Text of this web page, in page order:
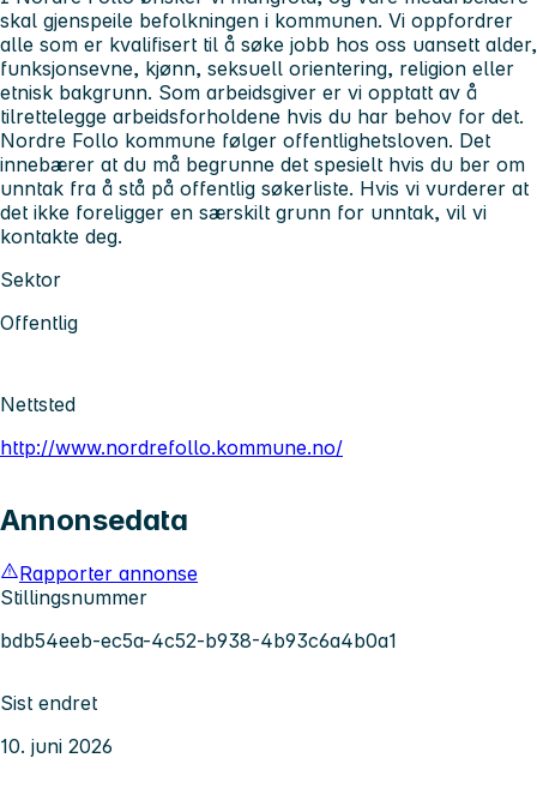
skal gjenspeile befolkningen i kommunen. Vi oppfordrer
alle som er kvalifisert til å søke jobb hos oss uansett alder,
funksjonsevne, kjønn, seksuell orientering, religion eller
etnisk bakgrunn. Som arbeidsgiver er vi opptatt av å
tilrettelegge arbeidsforholdene hvis du har behov for det.
Nordre Follo kommune følger offentlighetsloven. Det
innebærer at du må begrunne det spesielt hvis du ber om
unntak fra å stå på offentlig søkerliste. Hvis vi vurderer at
det ikke foreligger en særskilt grunn for unntak, vil vi
kontakte deg.
Sektor
Offentlig
Nettsted
http://www.nordrefollo.kommune.no/
Annonsedata
Rapporter annonse
Stillingsnummer
bdb54eeb-ec5a-4c52-b938-4b93c6a4b0a1
Sist endret
10. juni 2026